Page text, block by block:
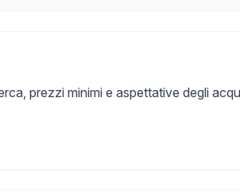
prezzi minimi e aspettative degli